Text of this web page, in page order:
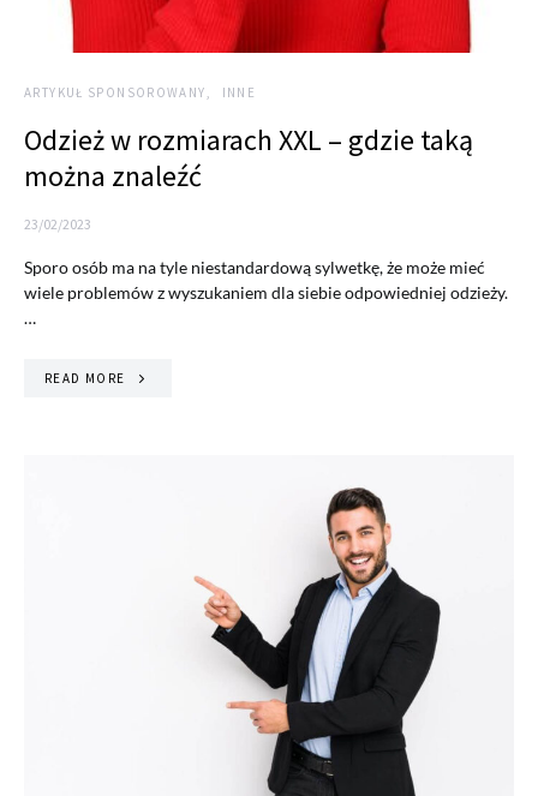
ARTYKUŁ SPONSOROWANY INNE
Odzież w rozmiarach XXL – gdzie taką
można znaleźć
23/02/2023
Sporo osób ma na tyle niestandardową sylwetkę, że może mieć
wiele problemów z wyszukaniem dla siebie odpowiedniej odzieży.
…
READ MORE